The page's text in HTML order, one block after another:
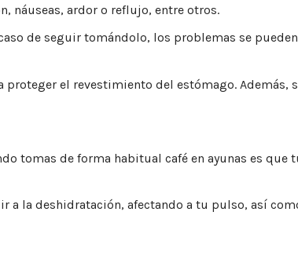
náuseas, ardor o reflujo, entre otros.
de seguir tomándolo, los problemas se
el revestimiento del estómago. Además,
tomas de forma habitual café en ayunas es
a la deshidratación, afectando a tu pulso, así